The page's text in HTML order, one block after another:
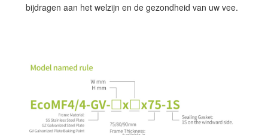
bijdragen aan het welzijn en de gezondheid van uw vee.